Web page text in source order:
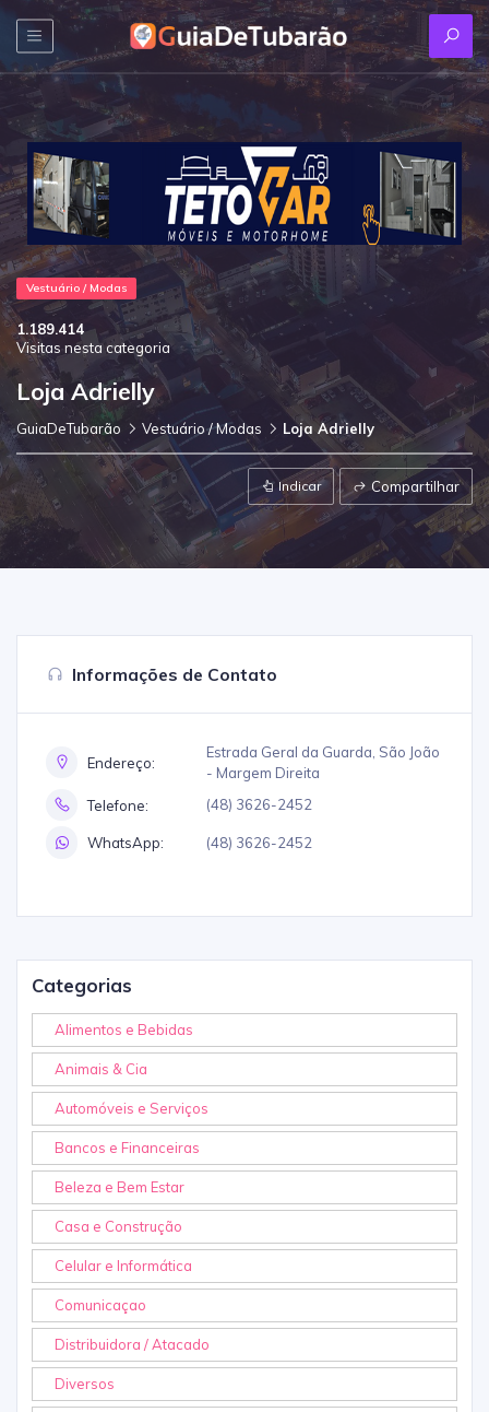
Vestuário / Modas
1.189.414
Visitas nesta categoria
Loja Adrielly
GuiaDeTubarão Vestuário / Modas Loja Adrielly
Indicar Compartilhar
Informações de Contato
Endereço:
Estrada Geral da Guarda, São João
- Margem Direita
Telefone:
(48) 3626-2452
WhatsApp: (48) 3626-2452
Categorias
Alimentos e Bebidas
Animais & Cia
Automóveis e Serviços
Bancos e Financeiras
Beleza e Bem Estar
Casa e Construção
Celular e Informática
Comunicaçao
Distribuidora / Atacado
Diversos